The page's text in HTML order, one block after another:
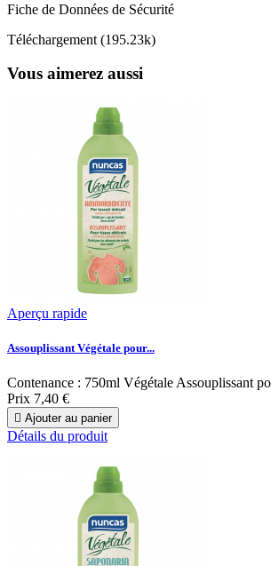
Fiche de Données de Sécurité
Téléchargement (195.23k)
Vous aimerez aussi
Aperçu rapide
Assouplissant Végétale pour...
Contenance : 750ml Végétale Assouplissant
Prix 7,40 €
 Ajouter au panier
Détails du produit